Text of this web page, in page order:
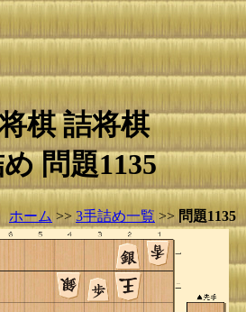
棋 詰将棋
問題1135
ホーム >> 3手詰め一覧 >> 問題1135